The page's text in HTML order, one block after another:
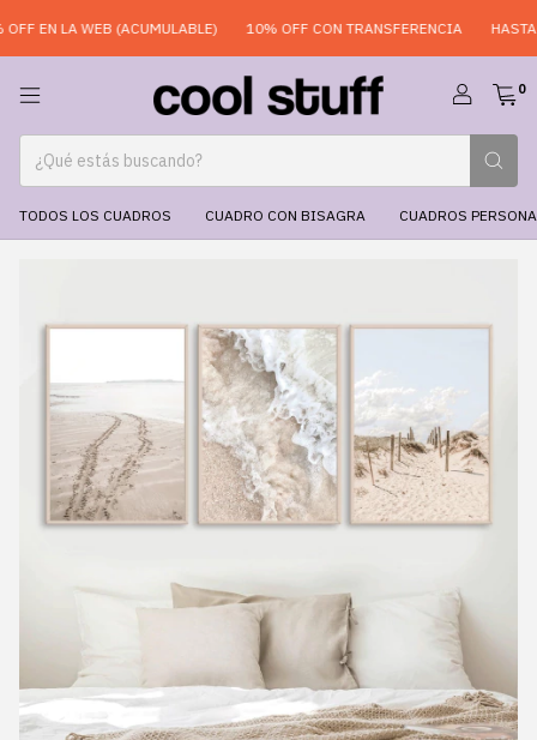
EN LA WEB (ACUMULABLE) 10% OFF CON TRANSFERENCIA HASTA
0
TODOS LOS CUADROS CUADRO CON BISAGRA CUADROS